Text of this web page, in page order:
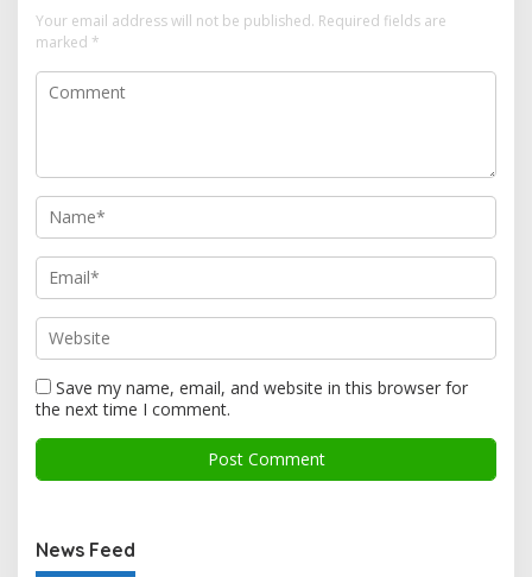
Your email address will not be published. Required fields are
marked *
Save my name, email, and website in this browser for
the next time I comment.
News Feed